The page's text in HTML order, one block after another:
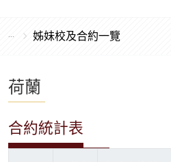
姊妹校及合約一覽
荷蘭
合約統計表